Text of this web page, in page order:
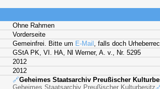
Ohne Rahmen
Vorderseite
Gemeinfrei. Bitte um E-Mail , falls doch
GStA PK, VI. HA, Nl Werner, A. v., Nr. 5295
2012
2012
🔗Geheimes Staatsarchiv Preußischer
Geheimes Staatsarchiv Preußischer Kulturbesitz